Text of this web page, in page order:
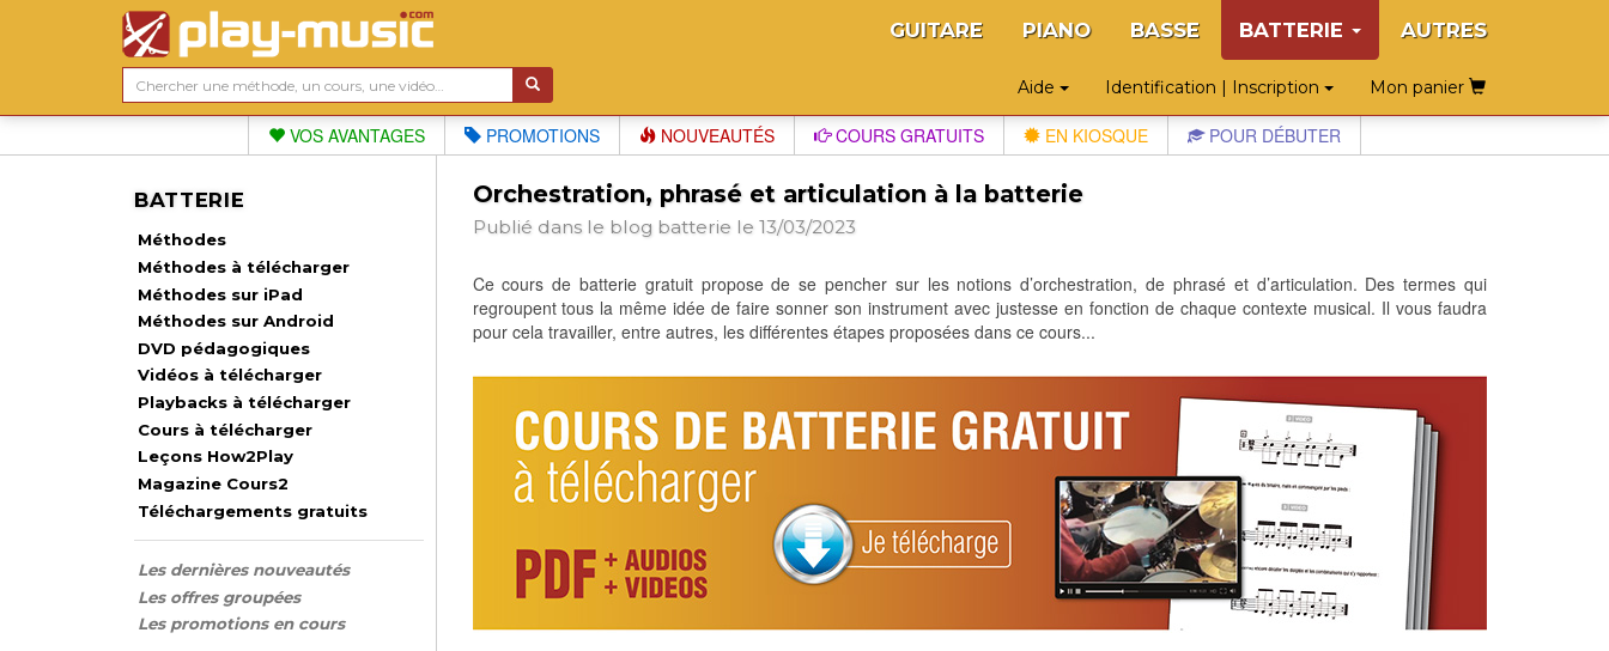
GUITARE PIANO BASSE BATTERIE AUTRES
Aide Identification | Inscription Mon panier
VOS AVANTAGES PROMOTIONS NOUVEAUTÉS COURS GRATUITS EN KIOSQUE POUR DÉBUTER
BATTERIE
Méthodes
Méthodes à télécharger
Méthodes sur iPad
Méthodes sur Android
DVD pédagogiques
Vidéos à télécharger
Playbacks à télécharger
Cours à télécharger
Leçons How2Play
Magazine Cours2
Téléchargements gratuits
Les dernières nouveautés
Les offres groupées
Les promotions en cours
Orchestration, phrasé et articulation à la batterie
Publié dans le blog batterie le 13/03/2023
Ce cours de batterie gratuit propose de se pencher sur les notions d’orchestration, de phrasé et d’articulation. Des termes qui
regroupent tous la même idée de faire sonner son instrument avec justesse en fonction de chaque contexte musical. Il vous faudra
pour cela travailler, entre autres, les différentes étapes proposées dans ce cours...